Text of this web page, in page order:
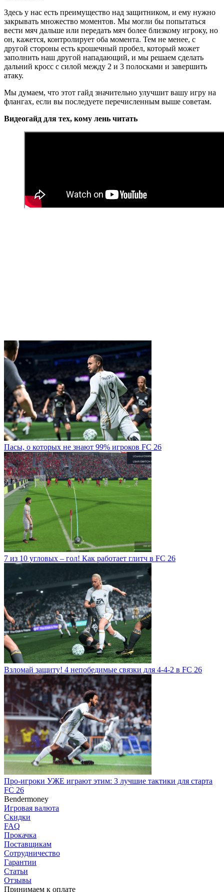
Здесь у нас есть преимущество над защитником, и ему нужно
закрывать множество моментов. Мы могли бы попытаться
вести мяч дальше или передать мяч более близкому игроку, но
он, кажется, контролирует оба момента. Тем не менее, с
другой стороны есть крошечный пробел, который может
заполнить наш другой нападающий, и мы решаем сделать
дальний кросс с силой между 2 и 3 полосками и завершить
атаку.
Мы думаем, что этот гайд значительно улучшит вашу игру на
флангах, если вы последуете перечисленным выше советам.
Видеогайд для тех, кому лень читать
Пасы, о которых не знают 99% игроков FC 26
7 из 10 угловых – гол! Как работает глитч в FC 26
Взломай защиту! 4 непобедимые связки для 4-4-2 в FC 26
Про-игроки УЖЕ играют этим: 3 лучшие тактики для старта
FC 26
Bendermoney
Игровая валюта
Скидки
FAQ
Прокачка
Поставщикам
Сотрудничество
Гарантии
Статьи
Отзывы
Принимаем к оплате